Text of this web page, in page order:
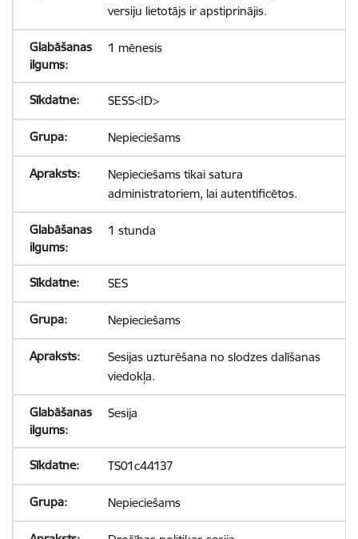
versiju lietotājs ir apstiprinājis.
1 mēnesis
SESS<ID>
Nepieciešams
Nepieciešams tikai satura
administratoriem, lai autentificētos.
1 stunda
SES
Nepieciešams
Sesijas uzturēšana no slodzes dalīšanas
viedokļa.
Sesija
TS01c44137
Nepieciešams